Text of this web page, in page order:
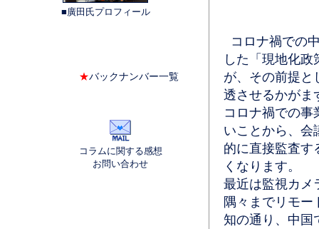
■廣田氏プロフィール
★バックナンバー一覧
コラムに関する感想
お問い合わせ
コロナ禍での
した「現地化
が、その前提と
透させるかがま
コロナ禍での事
いことから、会
的に直接監査す
くなります。
最近は監視カメ
隅々までリモー
知の通り、中国